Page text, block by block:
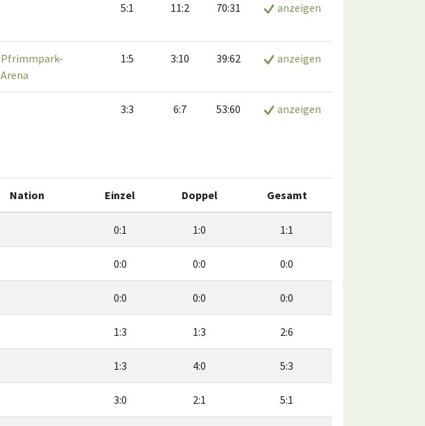
5:1 11:2 70:31 anzeigen
Pfrimmpark-
Arena
1:5 3:10 39:62 anzeigen
3:3 6:7 53:60 anzeigen
Nation Einzel Doppel Gesamt
0:1 1:0 1:1
0:0 0:0 0:0
0:0 0:0 0:0
1:3 1:3 2:6
1:3 4:0 5:3
3:0 2:1 5:1